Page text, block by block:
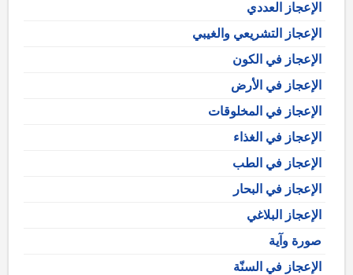
الإعجاز العددي
الإعجاز التشريعي والغيبي
الإعجاز في الكون
الإعجاز في الأرض
الإعجاز في المخلوقات
الإعجاز في الغذاء
الإعجاز في الطب
الإعجاز في البحار
الإعجاز البلاغي
صورة وآية
الإعجاز في السنّة